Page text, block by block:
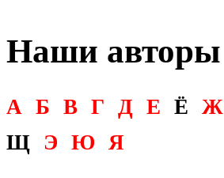
Наши авторы
А Б В Г Д Е Ё Ж
Щ Э Ю Я